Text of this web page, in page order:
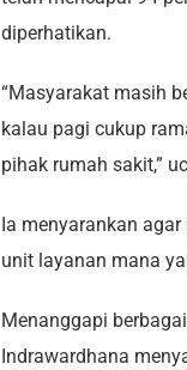
diperhatikan.
“Masyarakat masih
kalau pagi cukup
pihak rumah sakit,”
Ia menyarankan
unit layanan mana
Menanggapi
Indrawardhana